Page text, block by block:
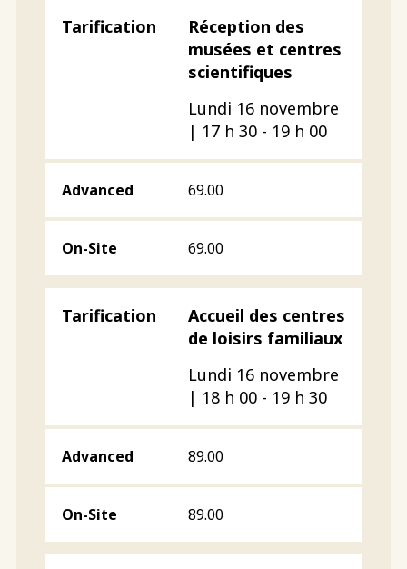
Réception des
musées et centres
scientifiques
Lundi 16 novembre
| 17 h 30 - 19 h 00
69.00
69.00
Accueil des centres
de loisirs familiaux
Lundi 16 novembre
| 18 h 00 - 19 h 30
89.00
89.00